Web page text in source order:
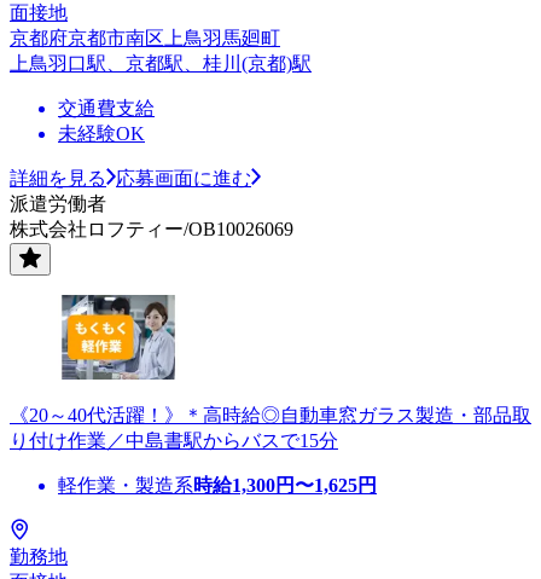
面接地
京都府京都市南区上鳥羽馬廻町
上鳥羽口駅、京都駅、桂川(京都)駅
交通費支給
未経験OK
詳細を見る
応募画面に進む
派遣労働者
株式会社ロフティー/OB10026069
《20～40代活躍！》＊高時給◎自動車窓ガラス製造・部品取
り付け作業／中島書駅からバスで15分
軽作業・製造系時給1,300円〜1,625円
勤務地